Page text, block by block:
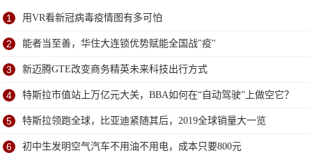
1 用VR看新冠病毒疫情图有多可怕
2 能者当至善，华住大连锁优势赋能全国战"疫"
3 新迈腾GTE改变商务精英未来科技出行方式
4 特斯拉市值站上万亿元大关，BBA如何在“自动驾驶”上做空它？
5 特斯拉领跑全球，比亚迪紧随其后，2019全球销量大一览
6 初中生发明空气汽车不用油不用电，成本只要800元